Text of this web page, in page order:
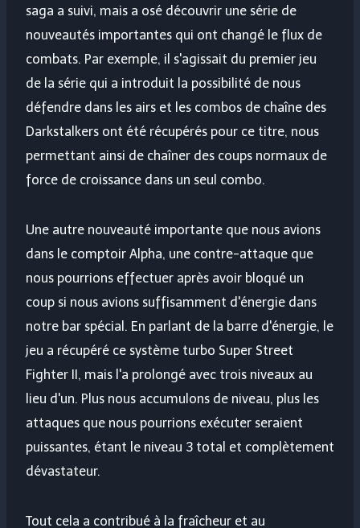
saga a suivi, mais a osé découvrir une série de
nouveautés importantes qui ont changé le flux de
combats. Par exemple, il s'agissait du premier jeu
de la série qui a introduit la possibilité de nous
défendre dans les airs et les combos de chaîne des
Darkstalkers ont été récupérés pour ce titre, nous
permettant ainsi de chaîner des coups normaux de
force de croissance dans un seul combo.
Une autre nouveauté importante que nous avions
dans le comptoir Alpha, une contre-attaque que
nous pourrions effectuer après avoir bloqué un
coup si nous avions suffisamment d'énergie dans
notre bar spécial. En parlant de la barre d'énergie, le
jeu a récupéré ce système turbo Super Street
Fighter II, mais l'a prolongé avec trois niveaux au
lieu d'un. Plus nous accumulons de niveau, plus les
attaques que nous pourrions exécuter seraient
puissantes, étant le niveau 3 total et complètement
dévastateur.
Tout cela a contribué à la fraîcheur et au